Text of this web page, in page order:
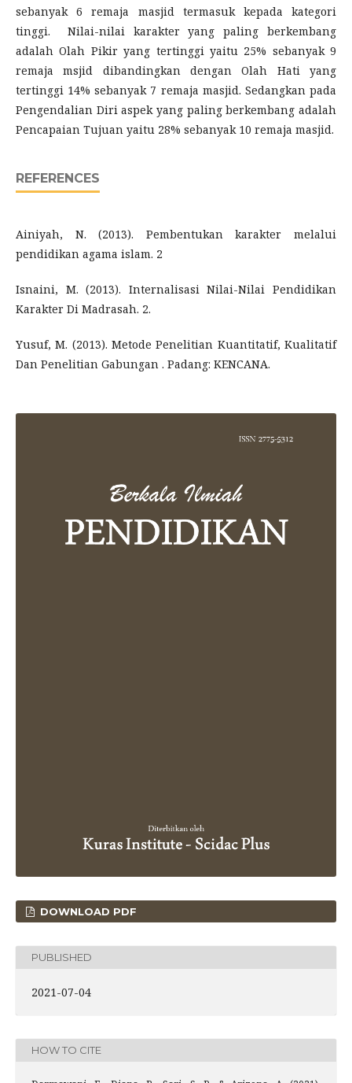
sebanyak 6 remaja masjid termasuk kepada kategori
tinggi. Nilai-nilai karakter yang paling berkembang
adalah Olah Pikir yang tertinggi yaitu 25% sebanyak 9
remaja msjid dibandingkan dengan Olah Hati yang
tertinggi 14% sebanyak 7 remaja masjid. Sedangkan pada
Pengendalian Diri aspek yang paling berkembang adalah
Pencapaian Tujuan yaitu 28% sebanyak 10 remaja masjid.
REFERENCES
Ainiyah, N. (2013). Pembentukan karakter melalui
pendidikan agama islam. 2
Isnaini, M. (2013). Internalisasi Nilai-Nilai Pendidikan
Karakter Di Madrasah. 2.
Yusuf, M. (2013). Metode Penelitian Kuantitatif, Kualitatif
Dan Penelitian Gabungan . Padang: KENCANA.
DOWNLOAD PDF
PUBLISHED
2021-07-04
HOW TO CITE